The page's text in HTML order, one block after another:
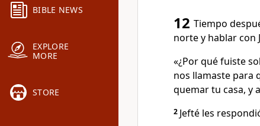
BIBLE NEWS
EXPLORE
MORE
STORE
12 Tiempo
norte y hablar con
«¿Por qué fuiste
nos llamaste para
quemar tu casa, y
2 Jefté les